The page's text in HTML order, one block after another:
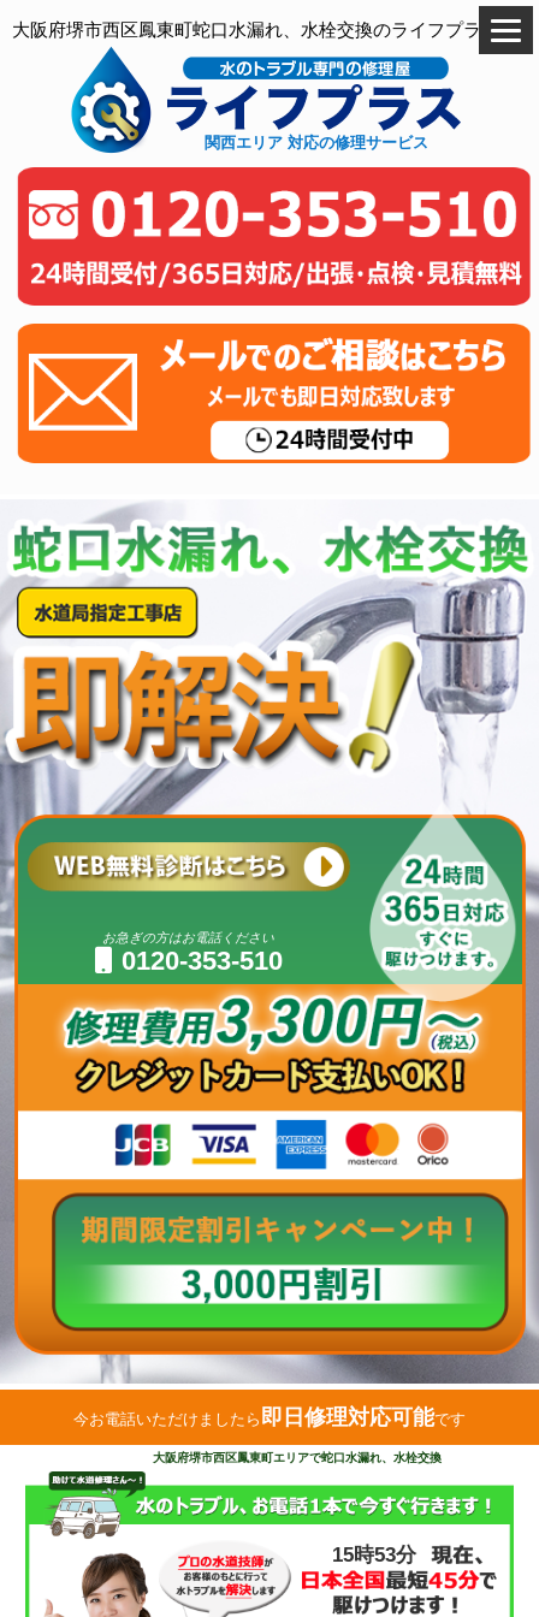
大阪府堺市西区鳳東町蛇口水漏れ、水栓交換のライフプラス
関西エリア 対応の修理サービス
お急ぎの方はお電話ください
0120-353-510
今お電話いただけましたら 即日修理対応可能です
大阪府堺市西区鳳東町エリアで蛇口水漏れ、水栓交換
15時53分